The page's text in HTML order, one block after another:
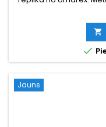


Jauns